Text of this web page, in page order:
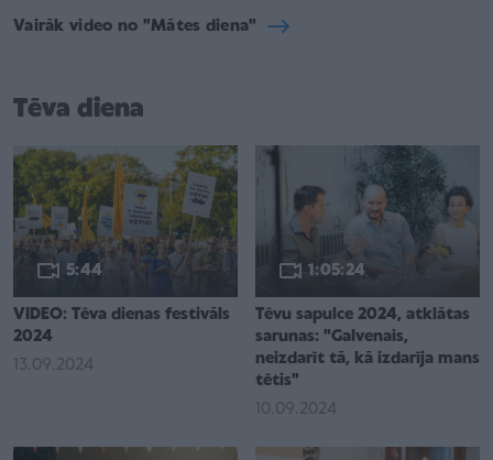
Vairāk video no "Mātes diena"
Tēva diena
5:44
VIDEO: Tēva dienas festivāls
2024
13.09.2024
1:05:24
Tēvu sapulce 2024, atklātas
sarunas: "Galvenais,
neizdarīt tā, kā izdarīja mans
tētis"
10.09.2024